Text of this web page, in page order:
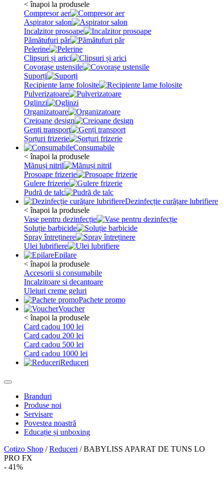
< înapoi la produsele
Compresor aer
Aspirator salon
Incalzitor prosoape
Pămătufuri păr
Pelerine
Clipsuri și arici
Covorașe ustensile
Suporți
Recipiente lame folosite
Pulverizatoare
Oglinzi
Organizatoare
Creioane design
Genți transport
Șorțuri frizerie
Consumabile
< înapoi la produsele
Mănuși nitril
Prosoape frizerie
Gulere frizerie
Pudră de talc
Dezinfecție curățare lubrifiere
< înapoi la produsele
Vase pentru dezinfecție
Soluție barbicide
Spray întreținere
Ulei lubrifiere
Epilare
< înapoi la produsele
Accesorii si consumabile
Incalzitoare si decantoare
Uleiuri creme geluri
Pachete promo
Voucher
< înapoi la produsele
Card cadou 100 lei
Card cadou 200 lei
Card cadou 500 lei
Card cadou 1000 lei
Reduceri
Branduri
Produse noi
Servisare
Povestea noastră
Educație și unboxing
Cotizo Shop /Reduceri / BABYLISS APARAT DE TUNS LO
PRO FX
- 41%